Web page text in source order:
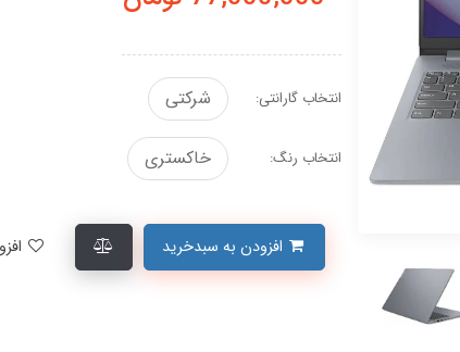
انتخاب گارانتی: شرکتی
انتخاب رنگ: خاکستری